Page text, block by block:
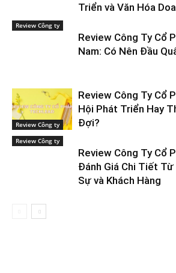
Triển và Văn Hóa
Review Công ty
Review Công Ty Cổ
Nam: Có Nên Đầu
Review Công ty
Review Công Ty Cổ
Hội Phát Triển Hay
Đợi?
Review Công ty
Review Công Ty Cổ
Đánh Giá Chi Tiết Từ
Sự và Khách Hàng